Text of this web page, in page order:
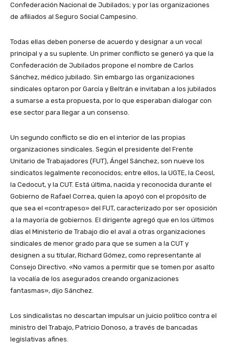
Confederación Nacional de Jubilados; y por las organizaciones
de afiliados al Seguro Social Campesino.
Todas ellas deben ponerse de acuerdo y designar a un vocal
principal y a su suplente. Un primer conflicto se generó ya que la
Confederación de Jubilados propone el nombre de Carlos
Sánchez, médico jubilado. Sin embargo las organizaciones
sindicales optaron por García y Beltrán e invitaban a los jubilados
a sumarse a esta propuesta, por lo que esperaban dialogar con
ese sector para llegar a un consenso.
Un segundo conflicto se dio en el interior de las propias
organizaciones sindicales. Según el presidente del Frente
Unitario de Trabajadores (FUT), Ángel Sánchez, son nueve los
sindicatos legalmente reconocidos; entre ellos, la UGTE, la Ceosl,
la Cedocut, y la CUT. Está última, nacida y reconocida durante el
Gobierno de Rafael Correa, quien la apoyó con el propósito de
que sea el «contrapeso» del FUT, caracterizado por ser oposición
a la mayoría de gobiernos. El dirigente agregó que en los últimos
días el Ministerio de Trabajo dio el aval a otras organizaciones
sindicales de menor grado para que se sumen a la CUT y
designen a su titular, Richard Gómez, como representante al
Consejo Directivo. «No vamos a permitir que se tomen por asalto
la vocalía de los asegurados creando organizaciones
fantasmas», dijo Sánchez.
Los sindicalistas no descartan impulsar un juicio político contra el
ministro del Trabajo, Patricio Donoso, a través de bancadas
legislativas afines.